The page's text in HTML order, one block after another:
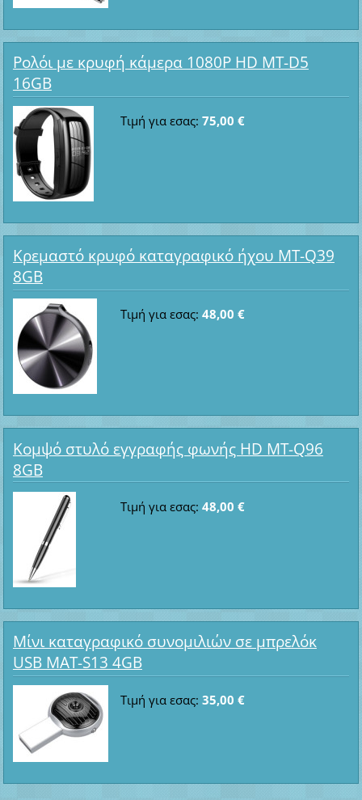
Ρολόι με κρυφή κάμερα 1080P HD MT-D5
16GB
Τιμή για εσας: 75,00 €
Κρεμαστό κρυφό καταγραφικό ήχου MT-Q39
8GB
Τιμή για εσας: 48,00 €
Κομψό στυλό εγγραφής φωνής HD MT-Q96
8GB
Τιμή για εσας: 48,00 €
Μίνι καταγραφικό συνομιλιών σε μπρελόκ
USB MAT-S13 4GB
Τιμή για εσας: 35,00 €